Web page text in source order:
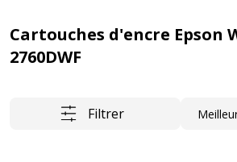
Cartouches d'encre Epson
2760DWF
Filtrer Trier